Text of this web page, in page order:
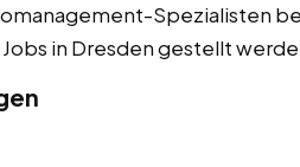
Spezialisten
in Dresden gestellt